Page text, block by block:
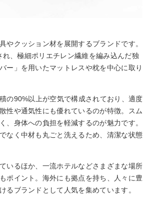
やクッション材を展開するブランドです。
、極細ポリエチレン繊維を編み込んだ独
ー」を用いたマットレスや枕を中心に取り
の90%以上が空気で構成されており、適度
性や通気性にも優れているのが特徴。スム
、身体への負担を軽減するのが魅力です。
なく中材も丸ごと洗えるため、清潔な状態
いるほか、一流ホテルなどさまざまな場所
ポイント。海外にも拠点を持ち、人々に豊
るブランドとして人気を集めています。